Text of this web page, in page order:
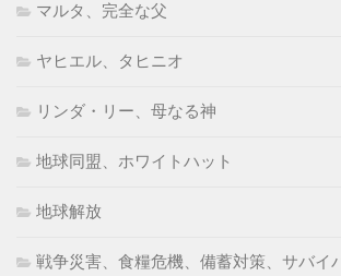
マルタ、完全な父
ヤヒエル、タヒニオ
リンダ・リー、母なる神
地球同盟、ホワイトハット
地球解放
戦争災害、食糧危機、備蓄対策、サバイ